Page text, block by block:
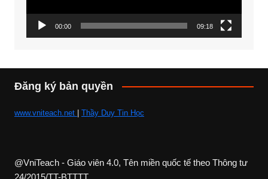
00:00 09:18
Đăng ký bản quyền
www.vniteach.net Thầy Duy Tin Học
@VniTeach - Giáo viên 4.0, Tên miền quốc tế theo Thông tư
24/2015/TT-BTTTT